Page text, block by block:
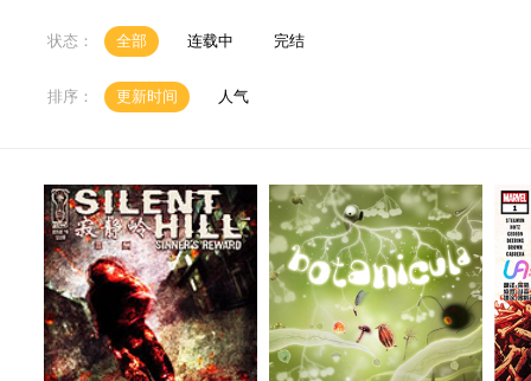
状态： 全部 连载中 完结
排序： 更新时间 人气